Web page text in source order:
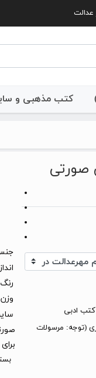
کتب مذهبی و
کتب ادبی
و با پست حدودا بین 2 تا 6 روز کاری (توجه: مرسولات